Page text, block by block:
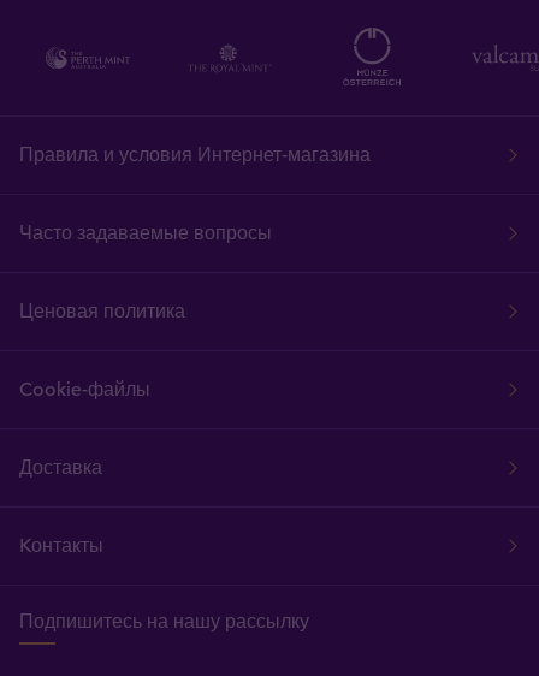
Правила и условия Интернет-магазина
Часто задаваемые вопросы
Ценовая политика
Cookie-файлы
Доставка
Kонтакты
Подпишитесь на нашу рассылку